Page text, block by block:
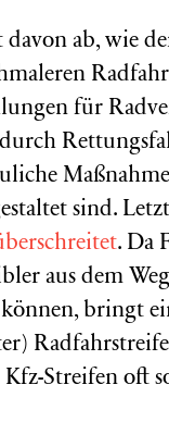
ab, wie
für
sind.
. Da
aus dem
bringt
Streifen oft